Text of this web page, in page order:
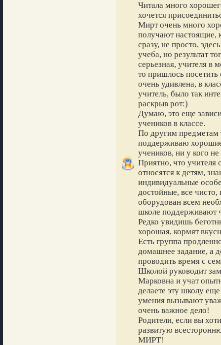
Читала много
хочется
Мирт очень много
получают настоящие,
сразу, не просто,
учеба, но результат
серьезная, учителя в
то пришлось
очень удивлена, в
учитель, было так
раскрыв рот:)
Думаю, это еще
учеников в классе.
По другим предметам
поддерживаю
учеников, ни у кого
Приятно, что учителя
относятся к детям,
индивидуальные
достойные, все
оборудован всем
школе поддерживают
Редко увидишь
хорошая, кормят
Есть группа
домашнее задание, а
проводить время с
Школой руководит
Марковна и учат
делаете эту школу
умения вызывают
очень важное дело!
Родители, если вы
развитую
МИРТ!